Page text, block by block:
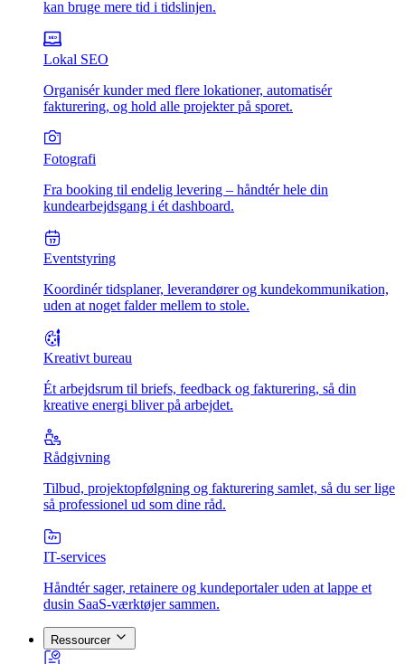
kan bruge mere tid i tidslinjen.
Lokal SEO
Organisér kunder med flere lokationer, automatisér
fakturering, og hold alle projekter på sporet.
Fotografi
Fra booking til endelig levering – håndtér hele din
kundearbejdsgang i ét dashboard.
Eventstyring
Koordinér tidsplaner, leverandører og kundekommunikation,
uden at noget falder mellem to stole.
Kreativt bureau
Ét arbejdsrum til briefs, feedback og fakturering, så din
kreative energi bliver på arbejdet.
Rådgivning
Tilbud, projektopfølgning og fakturering samlet, så du ser lige
så professionel ud som dine råd.
IT-services
Håndtér sager, retainere og kundeportaler uden at lappe et
dusin SaaS-værktøjer sammen.
Ressourcer